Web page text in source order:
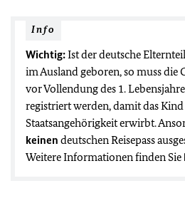
Info
Wichtig:Ist der deutsche
im Ausland geboren, so muss die
vor Vollendung des 1.
registriert werden, damit das
Staatsangehörigkeit erwirbt.
keinen deutschen Reisepass
Weitere Informationen finden Sie